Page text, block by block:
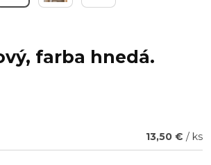
farba hnedá.
13,50 € / ks